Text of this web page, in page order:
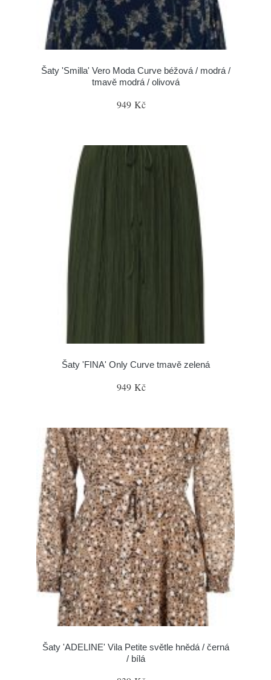
Šaty 'Smilla' Vero Moda Curve béžová / modrá /
tmavě modrá / olivová
949 Kč
Šaty 'FINA' Only Curve tmavě zelená
949 Kč
Šaty 'ADELINE' Vila Petite světle hnědá / černá
/ bílá